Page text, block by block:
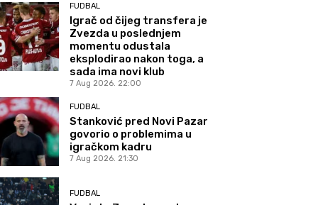
FUDBAL
Igrač od čijeg transfera je
Zvezda u poslednjem
momentu odustala
eksplodirao nakon toga, a
sada ima novi klub
7 Aug 2026. 22:00
FUDBAL
Stanković pred Novi Pazar
govorio o problemima u
igračkom kadru
7 Aug 2026. 21:30
FUDBAL